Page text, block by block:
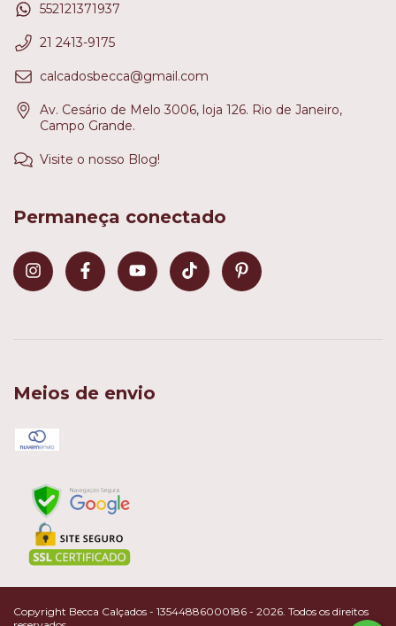
552121371937
21 2413-9175
calcadosbecca@gmail.com
Av. Cesário de Melo 3006, loja 126. Rio de Janeiro,
Campo Grande.
Visite o nosso Blog!
Permaneça conectado
Meios de envio
Copyright Becca Calçados - 13544886000186 - 2026. Todos os direitos